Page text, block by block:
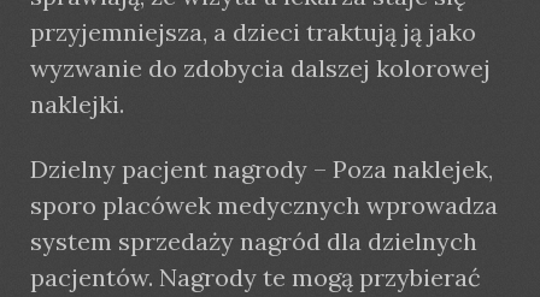
przyjemniejsza, a dzieci traktują ją jako
wyzwanie do zdobycia dalszej kolorowej
naklejki.
Dzielny pacjent nagrody – Poza naklejek,
sporo placówek medycznych wprowadza
system sprzedaży nagród dla dzielnych
pacjentów. Nagrody te mogą przybierać